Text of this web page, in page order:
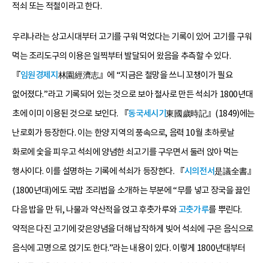
적쇠 또는 적철이라고 한다.
우리나라는 상고시대부터 고기를 구워 먹었다는 기록이 있어 고기를 구워
먹는 조리도구의 이용은 일찍부터 발달되어 왔음을 추측할 수 있다.
『임원경제지 林園經濟志』에 “지금은 철망을 쓰니 꼬챙이가 필요
없어졌다.”라고 기록되어 있는 것으로 보아 철사로 만든 석쇠가 1800년대
초에 이미 이용된 것으로 보인다. 『동국세시기東國歲時記』(1849)에는
난로회가 등장한다. 이는 한양 지역의 풍속으로, 음력 10월 초하룻날
화로에 숯을 피우고 석쇠에 양념한 쇠고기를 구우면서 둘러 앉아 먹는
행사이다. 이를 설명하는 기록에 석쇠가 등장한다. 『시의전서是議全書』
(1800년대)에도 국밥 조리법을 소개하는 부분에 “무를 넣고 장국을 끓인
다음 밥을 만 뒤, 나물과 약산적을 얹고 후춧가루와고춧가루를 뿌린다.
약적은 다진 고기에 갖은양념을 더해 납작하게 빚어 석쇠에 구은 음식으로
음식에 고명으로 얹기도 한다.”라는 내용이 있다. 이렇게 1800년대부터